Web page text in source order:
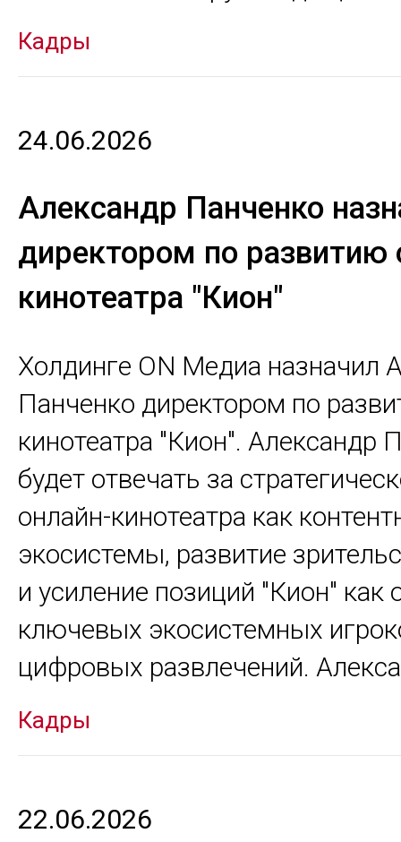
Кадры
24.06.2026
Александр Панченко
директором по развитию
кинотеатра "Кион"
Холдинге ON Медиа назначил
Панченко директором по
кинотеатра "Кион". Александр
будет отвечать за
онлайн-кинотеатра как
экосистемы, развитие
и усиление позиций "Кион" как
ключевых экосистемных
цифровых развлечений.
Кадры
22.06.2026